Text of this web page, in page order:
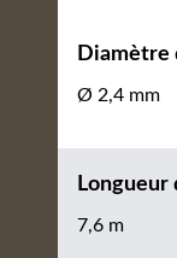
Diamètre
Ø 2,4 mm
Longueur
7,6 m